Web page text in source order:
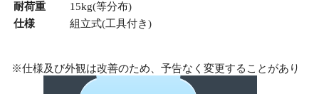
耐荷重
15kg(等分布)
仕様
組立式(工具付き)
※仕様及び外観は改善のため、予告なく変更することがあり